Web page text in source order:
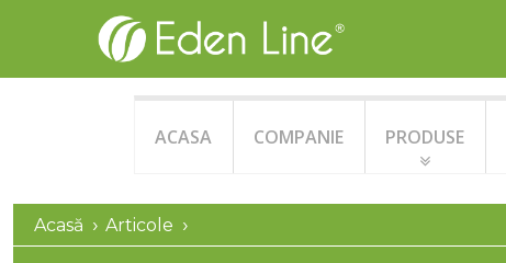
ACASA COMPANIE PRODUSE
Acasă Articole